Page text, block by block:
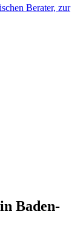
Berater, zur
Baden-